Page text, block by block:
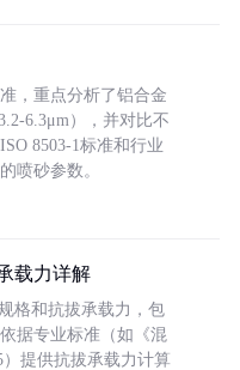
，重点分析了铝合金
6.3μm），并对比不
8503-1标准和行业
喷砂参数。
载力详解
格和抗拔承载力，包
据专业标准（如《混
）提供抗拔承载力计算